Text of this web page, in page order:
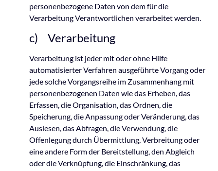
personenbezogene Daten von dem für die
Verarbeitung Verantwortlichen verarbeitet werden.
c) Verarbeitung
Verarbeitung ist jeder mit oder ohne Hilfe
automatisierter Verfahren ausgeführte Vorgang oder
jede solche Vorgangsreihe im Zusammenhang mit
personenbezogenen Daten wie das Erheben, das
Erfassen, die Organisation, das Ordnen, die
Speicherung, die Anpassung oder Veränderung, das
Auslesen, das Abfragen, die Verwendung, die
Offenlegung durch Übermittlung, Verbreitung oder
eine andere Form der Bereitstellung, den Abgleich
oder die Verknüpfung, die Einschränkung, das